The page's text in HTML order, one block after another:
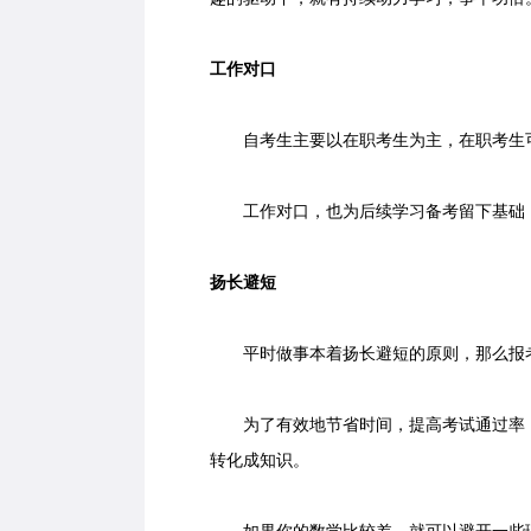
工作对口
自考生主要以在职考生为主，在职考生
工作对口，也为后续学习备考留下基础
扬长避短
平时做事本着扬长避短的原则，那么报
为了有效地节省时间，提高考试通过率
转化成知识。